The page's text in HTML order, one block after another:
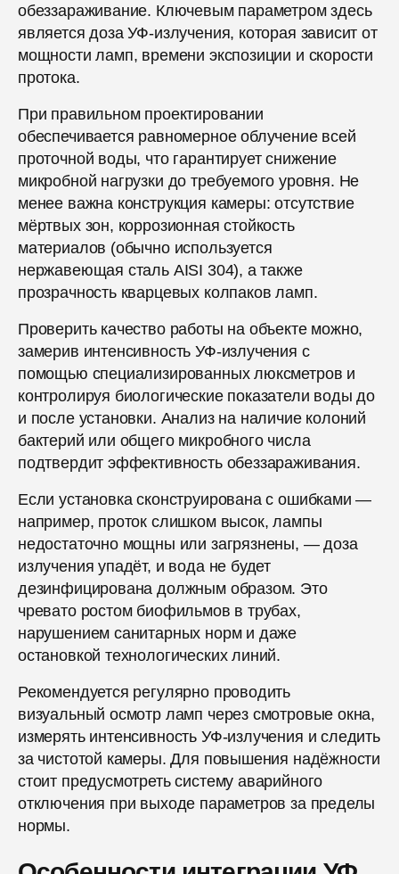
обеззараживание. Ключевым параметром здесь
является доза УФ-излучения, которая зависит от
мощности ламп, времени экспозиции и скорости
протока.
При правильном проектировании
обеспечивается равномерное облучение всей
проточной воды, что гарантирует снижение
микробной нагрузки до требуемого уровня. Не
менее важна конструкция камеры: отсутствие
мёртвых зон, коррозионная стойкость
материалов (обычно используется
нержавеющая сталь AISI 304), а также
прозрачность кварцевых колпаков ламп.
Проверить качество работы на объекте можно,
замерив интенсивность УФ-излучения с
помощью специализированных люксметров и
контролируя биологические показатели воды до
и после установки. Анализ на наличие колоний
бактерий или общего микробного числа
подтвердит эффективность обеззараживания.
Если установка сконструирована с ошибками —
например, проток слишком высок, лампы
недостаточно мощны или загрязнены, — доза
излучения упадёт, и вода не будет
дезинфицирована должным образом. Это
чревато ростом биофильмов в трубах,
нарушением санитарных норм и даже
остановкой технологических линий.
Рекомендуется регулярно проводить
визуальный осмотр ламп через смотровые окна,
измерять интенсивность УФ-излучения и следить
за чистотой камеры. Для повышения надёжности
стоит предусмотреть систему аварийного
отключения при выходе параметров за пределы
нормы.